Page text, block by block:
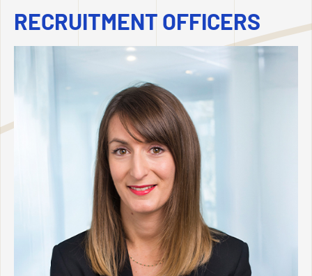
RECRUITMENT OFFICERS